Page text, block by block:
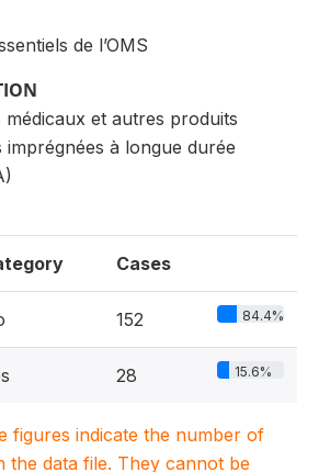
de l’OMS
médicaux et autres produits
imprégnées à longue durée
Cases
152 84.4%
28 15.6%
figures indicate the number of
the data file. They cannot be